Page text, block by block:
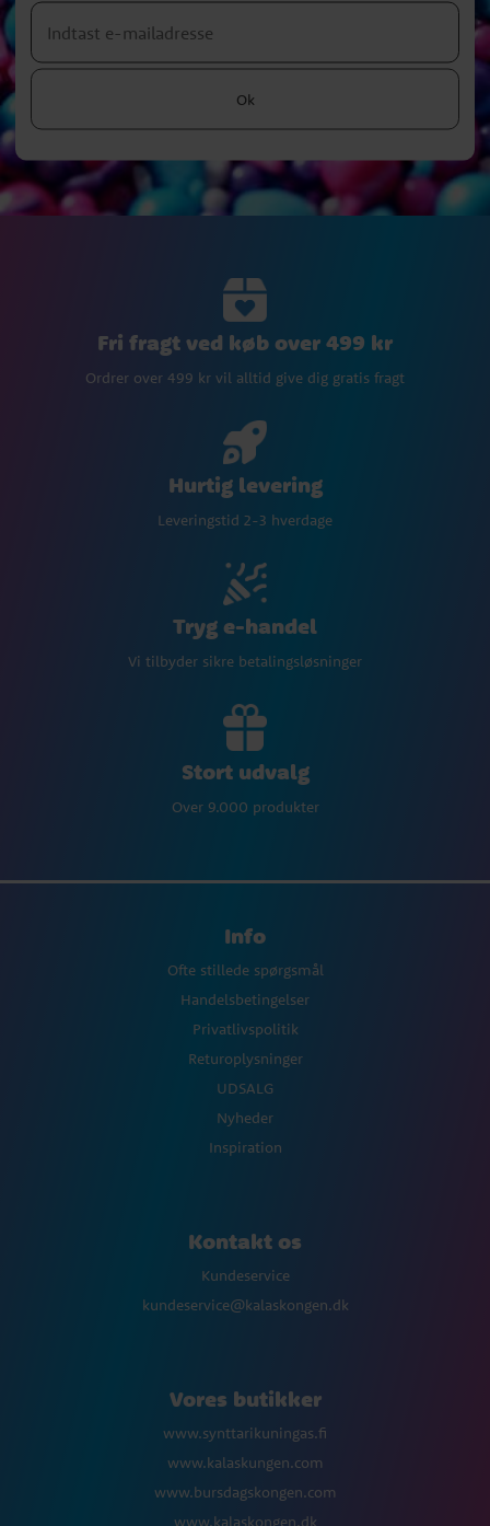
Ok
Fri fragt ved køb over 499 kr
Ordrer over 499 kr vil alltid give dig gratis fragt
Hurtig levering
Leveringstid 2-3 hverdage
Tryg e-handel
Vi tilbyder sikre betalingsløsninger
Stort udvalg
Over 9.000 produkter
Info
Ofte stillede spørgsmål
Handelsbetingelser
Privatlivspolitik
Returoplysninger
UDSALG
Nyheder
Inspiration
Kontakt os
Kundeservice
kundeservice@kalaskongen.dk
Vores butikker
www.synttarikuningas.fi
www.kalaskungen.com
www.bursdagskongen.com
www.kalaskongen.dk